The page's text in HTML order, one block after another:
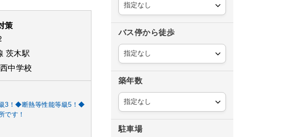
策
茨木駅
中学校
3！◆断熱等性能等級5！◆
です！
バス停から徒歩
築年数
駐車場